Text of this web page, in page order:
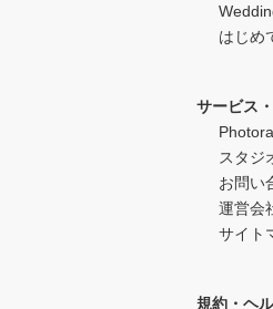
はじめ
サービス
スタジ
お問い
運営会
サイト
規約・ヘ